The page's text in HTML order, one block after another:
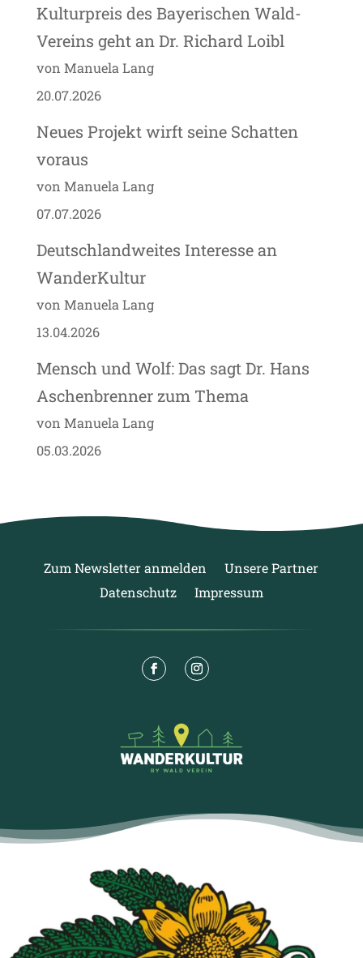
Kulturpreis des Bayerischen Wald-
Vereins geht an Dr. Richard Loibl
von Manuela Lang
20.07.2026
Neues Projekt wirft seine Schatten
voraus
von Manuela Lang
07.07.2026
Deutschlandweites Interesse an
WanderKultur
von Manuela Lang
13.04.2026
Mensch und Wolf: Das sagt Dr. Hans
Aschenbrenner zum Thema
von Manuela Lang
05.03.2026
Zum Newsletter anmelden
Unsere Partner
Datenschutz
Impressum